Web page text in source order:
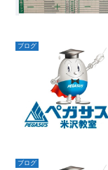
ブログ
ブログ